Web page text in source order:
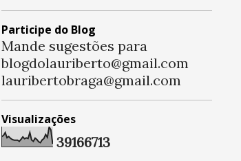
Participe do Blog
Mande sugestões para
blogdolauriberto@gmail.com
lauribertobraga@gmail.com
Visualizações
39166713